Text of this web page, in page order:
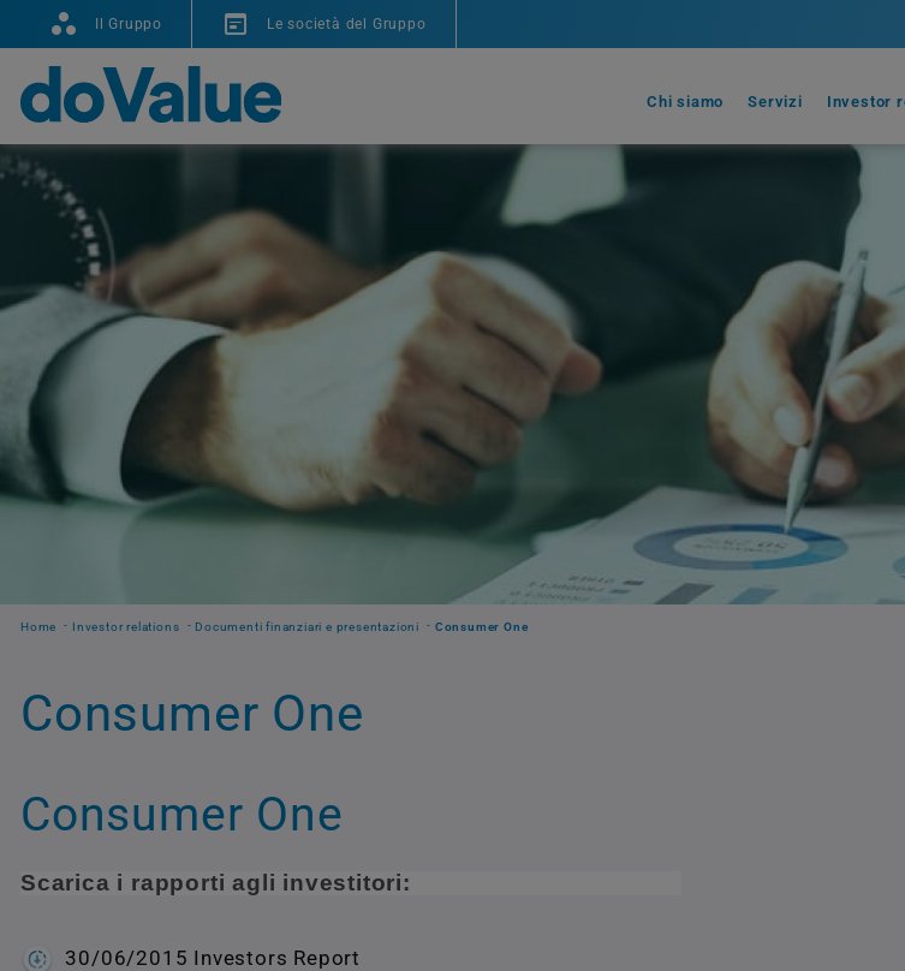
Il Gruppo Le società del Gruppo
Chi siamo Servizi Investor
Home Investor relations Documenti finanziari e presentazioni Consumer One
Consumer One
Consumer One
Scarica i rapporti agli investitori:
30/06/2015 Investors Report